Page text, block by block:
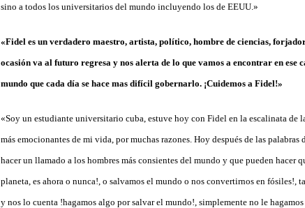
sino a todos los universitarios del mundo incluyendo los de EEUU.»
«Fidel es un verdadero maestro, artista, político, hombre de ciencias,
ocasión va al futuro regresa y nos alerta de lo que vamos a encontrar en ese
mundo que cada día se hace mas difícil gobernarlo. ¡Cuidemos a Fidel!»
«Soy un estudiante universitario cuba, estuve hoy con Fidel en la escalinata de
más emocionantes de mi vida, por muchas razones. Hoy después de las
hacer un llamado a los hombres más consientes del mundo y que pueden hacer
planeta, es ahora o nunca!, o salvamos el mundo o nos convertirnos en fósiles!,
y nos lo cuenta !hagamos algo por salvar el mundo!, simplemente no le